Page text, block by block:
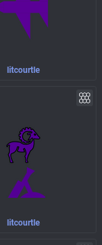
litcourtle
litcourtle